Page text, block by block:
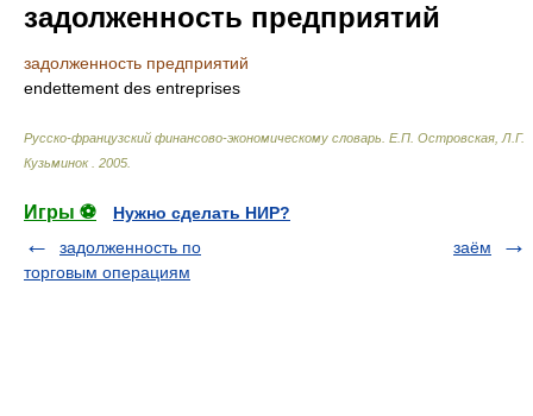
задолженность предприятий
задолженность предприятий
endettement des entreprises
Русско-французский финансово-экономическому словарь Е.П. Островская, Л.Г.
Кузьминок
2005
Игры ⚽
Нужно сделать НИР?
задолженность по
торговым операциям
заём